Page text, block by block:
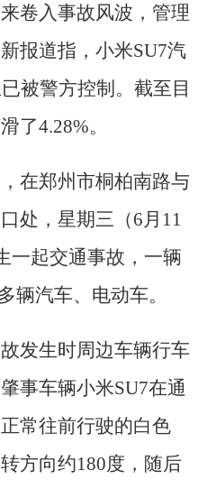
卷入事故风波，管理
报道指，小米SU7汽
被警方控制。截至目
了4.28%。
在郑州市桐柏南路与
处，星期三（6月11
一起交通事故，一辆
辆汽车、电动车。
发生时周边车辆行车
事车辆小米SU7在通
常往前行驶的白色
方向约180度，随后